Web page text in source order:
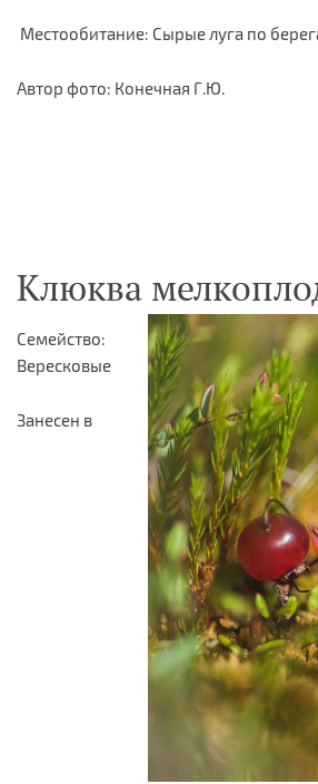
Местообитание: Сырые луга по
Автор фото: Конечная Г.Ю.
Клюква
Семейство:
Вересковые
Занесен в